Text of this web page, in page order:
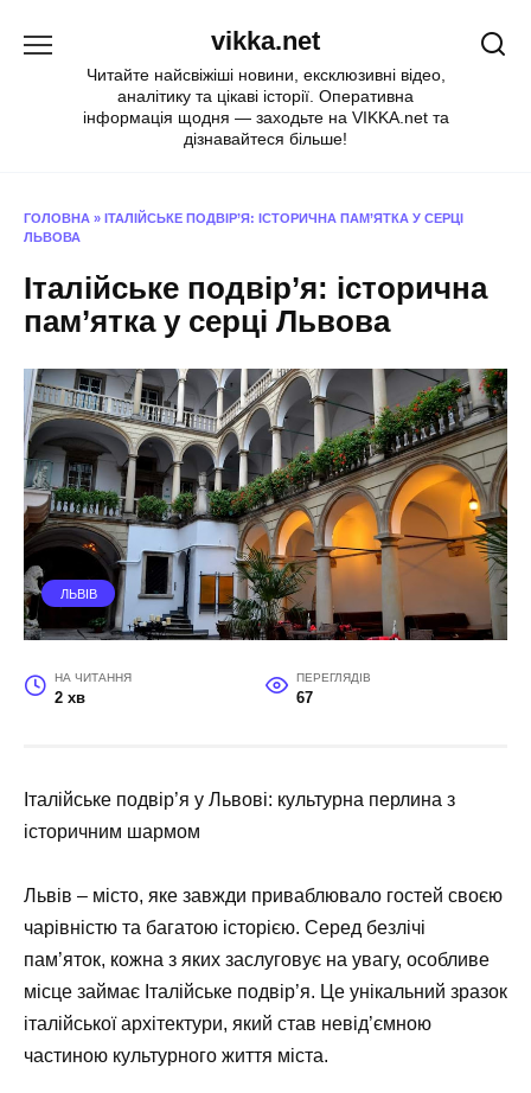
vikka.net
Читайте найсвіжіші новини, ексклюзивні відео,
аналітику та цікаві історії. Оперативна
інформація щодня — заходьте на VIKKA.net та
дізнавайтеся більше!
ГОЛОВНА » ІТАЛІЙСЬКЕ ПОДВІР’Я: ІСТОРИЧНА ПАМ’ЯТКА У СЕРЦІ
ЛЬВОВА
Італійське подвір’я: історична
пам’ятка у серці Львова
ЛЬВІВ
НА ЧИТАННЯ
2 хв
ПЕРЕГЛЯДІВ
67
Італійське подвір’я у Львові: культурна перлина з
історичним шармом
Львів – місто, яке завжди приваблювало гостей своєю
чарівністю та багатою історією. Серед безлічі
пам’яток, кожна з яких заслуговує на увагу, особливе
місце займає Італійське подвір’я. Це унікальний зразок
італійської архітектури, який став невід’ємною
частиною культурного життя міста.